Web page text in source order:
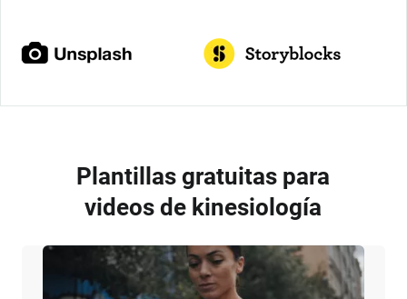
Plantillas gratuitas para
videos de kinesiología